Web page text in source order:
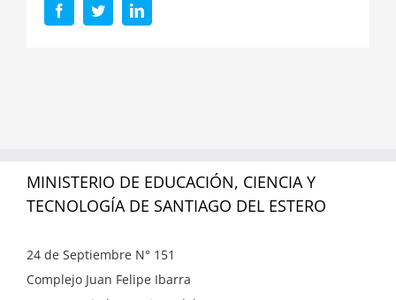
FacebookTwitterLinkedIn
MINISTERIO DE EDUCACIÓN, CIENCIA Y
TECNOLOGÍA DE SANTIAGO DEL ESTERO
24 de Septiembre N° 151
Complejo Juan Felipe Ibarra